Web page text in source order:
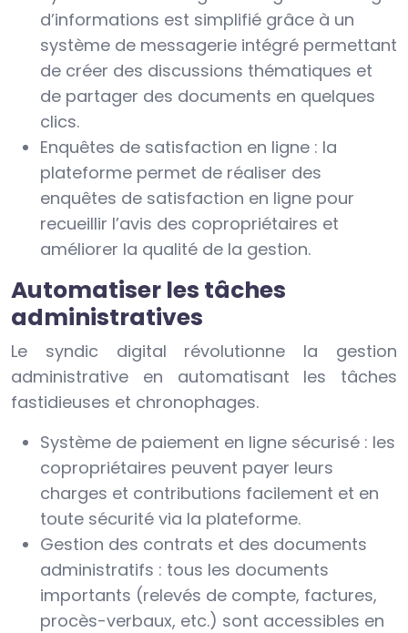
d’informations est simplifié grâce à un
système de messagerie intégré permettant
de créer des discussions thématiques et
de partager des documents en quelques
clics.
Enquêtes de satisfaction en ligne : la
plateforme permet de réaliser des
enquêtes de satisfaction en ligne pour
recueillir l’avis des copropriétaires et
améliorer la qualité de la gestion.
Automatiser les tâches
administratives
Le syndic digital révolutionne la gestion
administrative en automatisant les tâches
fastidieuses et chronophages.
Système de paiement en ligne sécurisé : les
copropriétaires peuvent payer leurs
charges et contributions facilement et en
toute sécurité via la plateforme.
Gestion des contrats et des documents
administratifs : tous les documents
importants (relevés de compte, factures,
procès-verbaux, etc.) sont accessibles en